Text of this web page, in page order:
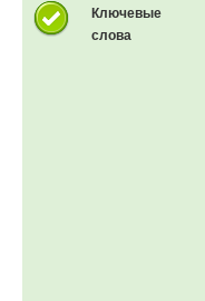
Ключевые
слова